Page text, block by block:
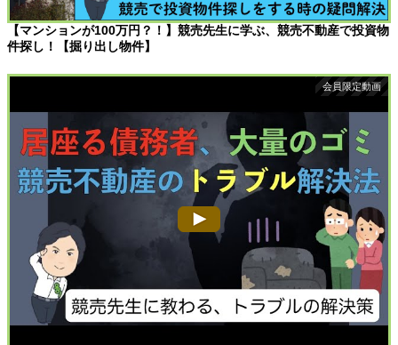
【マンションが100万円？！】競売先生に学ぶ、競売不動産で投資物
件探し！【掘り出し物件】